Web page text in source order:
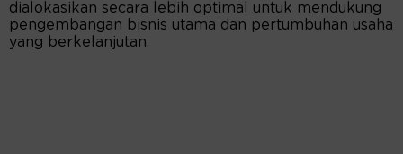
dialokasikan secara lebih optimal untuk mendukung
pengembangan bisnis utama dan pertumbuhan usaha
yang berkelanjutan.